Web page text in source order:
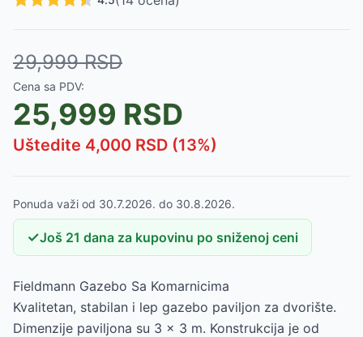
29,999RSD
Cena sa PDV:
25,999 RSD
Uštedite 4,000 RSD (13%)
Ponuda važi od 30.7.2026. do 30.8.2026.
✓Još 21 dana za kupovinu po sniženoj ceni
Fieldmann Gazebo Sa Komarnicima
Kvalitetan, stabilan i lep gazebo paviljon za dvorište.
Dimenzije paviljona su 3 x 3 m. Konstrukcija je od